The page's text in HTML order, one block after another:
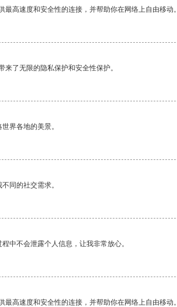
高速度和安全性的连接，并帮助你在网络上自由移动。
了无限的隐私保护和安全性保护。
界各地的美景。
同的社交需求。
中不会泄露个人信息，让我非常放心。
高速度和安全性的连接，并帮助你在网络上自由移动。